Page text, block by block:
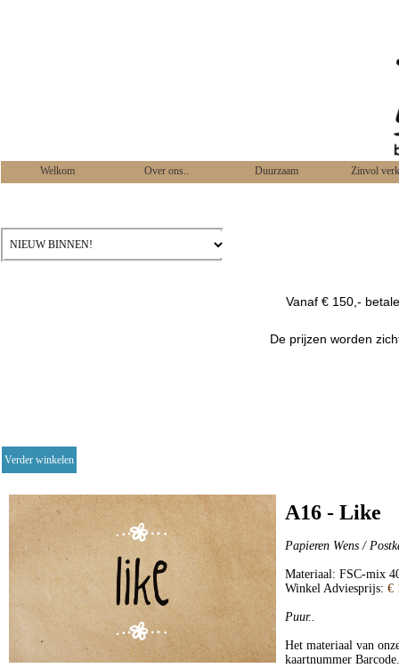
Welkom Over ons.. Duurzaam Zinvol
Vanaf € 150,-
De prijzen worden
Verder winkelen
A16 - Like
Papieren Wens /
Materiaal: FSC-mix
Winkel Adviesprijs: €
Puur..
Het materiaal van
kaartnummer